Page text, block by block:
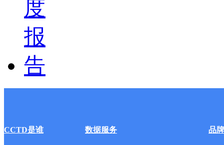
CCTD是谁 数据服务 品